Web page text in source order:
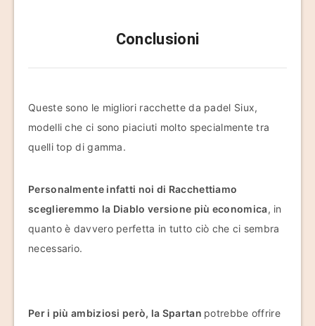
Conclusioni
Queste sono le migliori racchette da padel Siux,
modelli che ci sono piaciuti molto specialmente tra
quelli top di gamma.
Personalmente infatti noi di Racchettiamo
sceglieremmo la Diablo versione più economica, in
quanto è davvero perfetta in tutto ciò che ci sembra
necessario.
Per i più ambiziosi però, la Spartan potrebbe offrire